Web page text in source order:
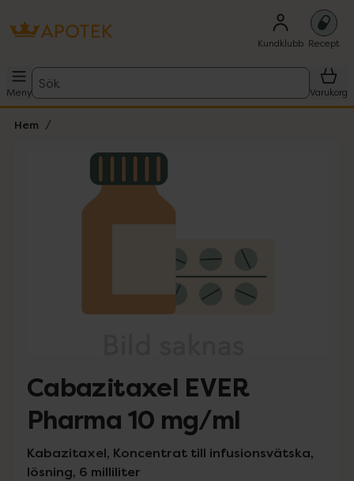
Kundklubb Recept
Meny
Sök
Varukorg
Hem
Lista: . Innehåller 1 objekt.
Cabazitaxel EVER
Pharma 10 mg/ml
Kabazitaxel, Koncentrat till infusionsvätska,
lösning, 6 milliliter